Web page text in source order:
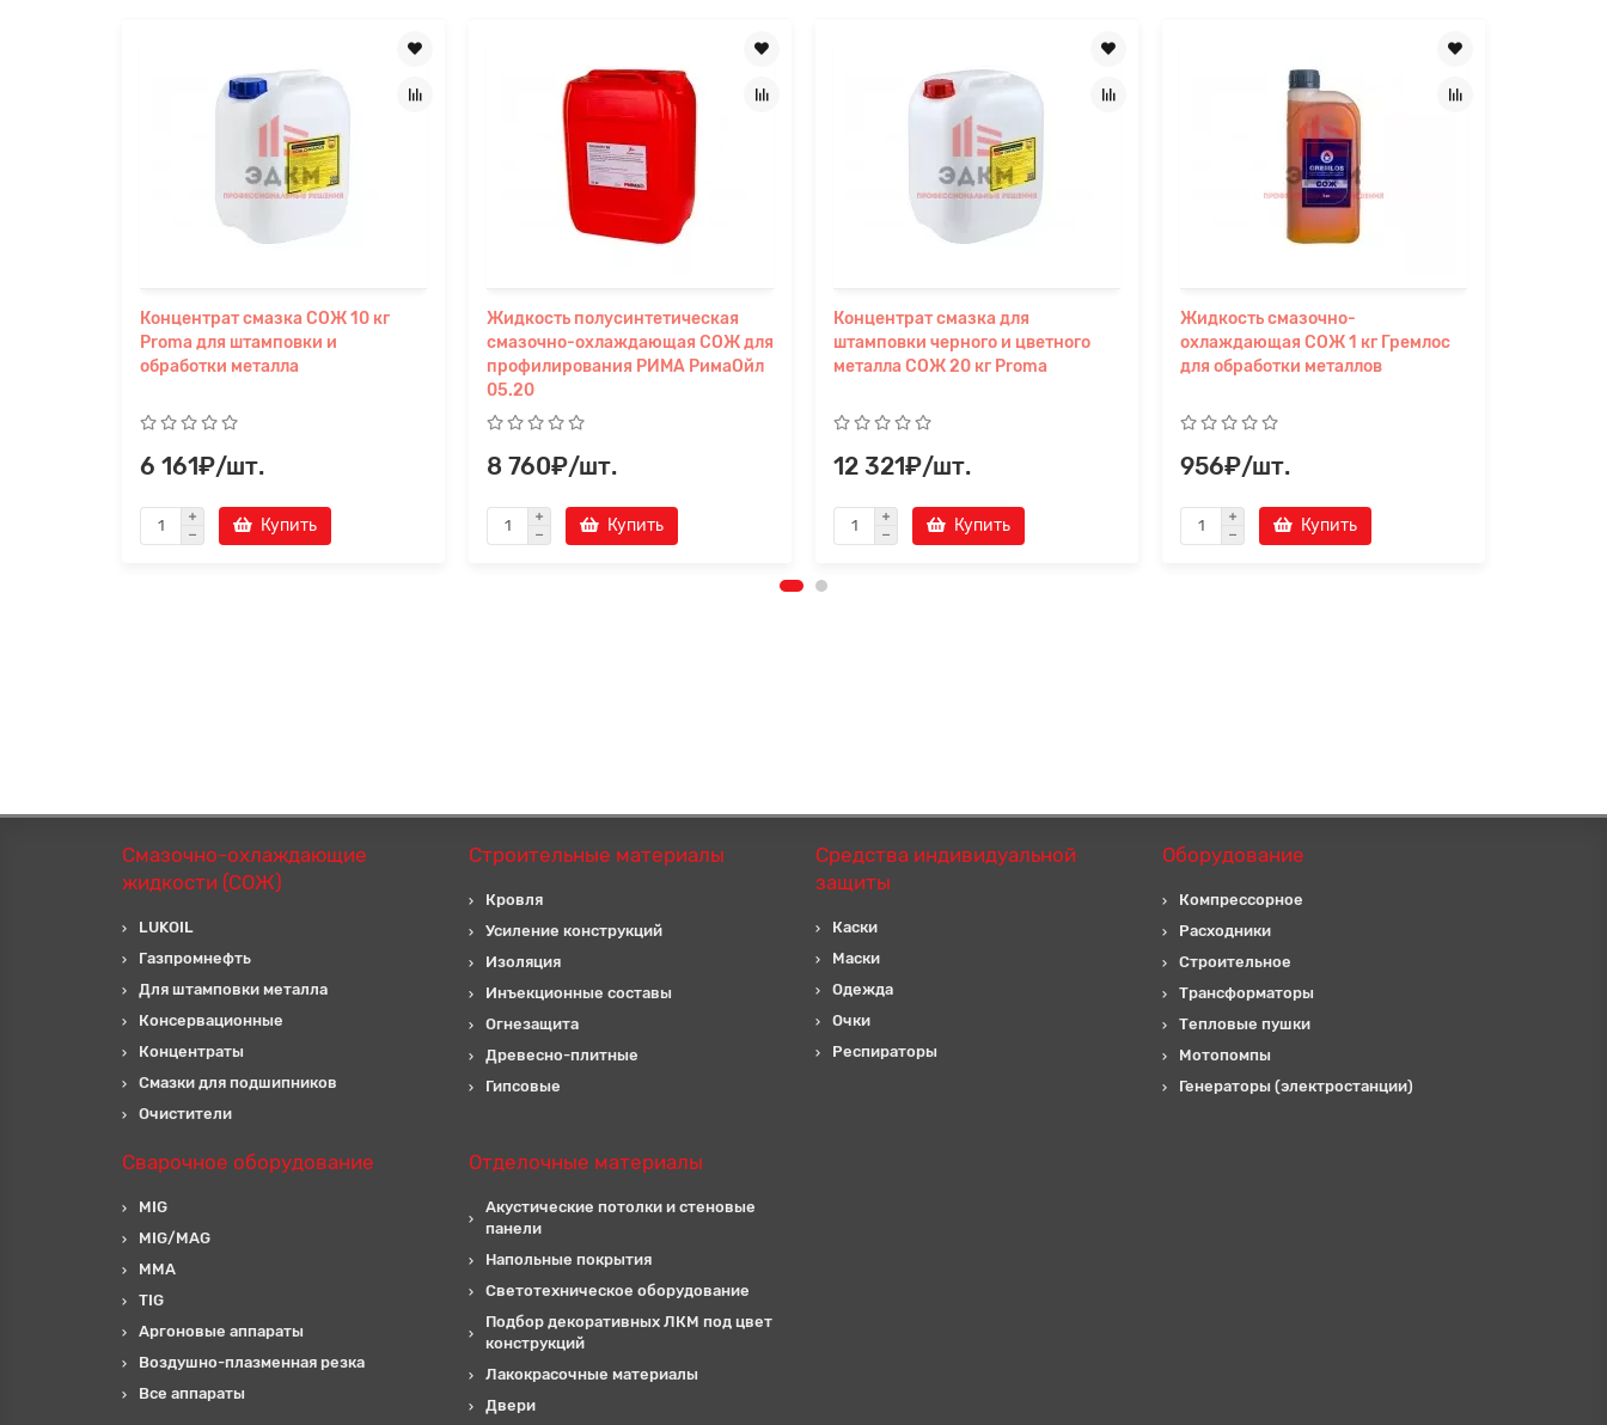
Концентрат смазка СОЖ 10 кг
Proma для штамповки и
обработки металла
6 161₽/шт.
Купить
Жидкость полусинтетическая
смазочно-охлаждающая СОЖ для
профилирования РИМА РимаОйл
05.20
8 760₽/шт.
Купить
Концентрат смазка для
штамповки черного и цветного
металла СОЖ 20 кг Proma
12 321₽/шт.
Купить
Жидкость смазочно-
охлаждающая СОЖ 1 кг Гремлос
для обработки металлов
956₽/шт.
Купить
Смазочно-охлаждающие
жидкости (СОЖ)
LUKOIL
Газпромнефть
Для штамповки металла
Консервационные
Концентраты
Смазки для подшипников
Очистители
Строительные материалы
Кровля
Усиление конструкций
Изоляция
Инъекционные составы
Огнезащита
Древесно-плитные
Гипсовые
Средства индивидуальной
защиты
Каски
Маски
Одежда
Очки
Респираторы
Оборудование
Компрессорное
Расходники
Строительное
Трансформаторы
Тепловые пушки
Мотопомпы
Генераторы (электростанции)
Сварочное оборудование
MIG
MIG/MAG
MMA
TIG
Аргоновые аппараты
Воздушно-плазменная резка
Все аппараты
Отделочные материалы
Акустические потолки и стеновые
панели
Напольные покрытия
Светотехническое оборудование
Подбор декоративных ЛКМ под цвет
конструкций
Лакокрасочные материалы
Двери